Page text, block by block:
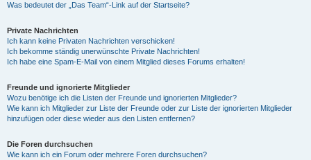
Was bedeutet der „Das Team“-Link auf der Startseite?
Private Nachrichten
Ich kann keine Privaten Nachrichten verschicken!
Ich bekomme ständig unerwünschte Private Nachrichten!
Ich habe eine Spam-E-Mail von einem Mitglied dieses Forums erhalten!
Freunde und ignorierte Mitglieder
Wozu benötige ich die Listen der Freunde und ignorierten Mitglieder?
Wie kann ich Mitglieder zur Liste der Freunde oder zur Liste der ignorierten Mitglieder
hinzufügen oder diese wieder aus den Listen entfernen?
Die Foren durchsuchen
Wie kann ich ein Forum oder mehrere Foren durchsuchen?